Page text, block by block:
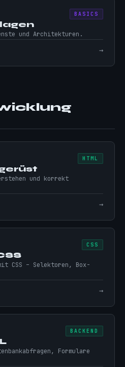
BASICS
und Architekturen.
→
HTML
und korrekt
→
CSS
CSS – Selektoren, Box-
→
BACKEND
Formulare